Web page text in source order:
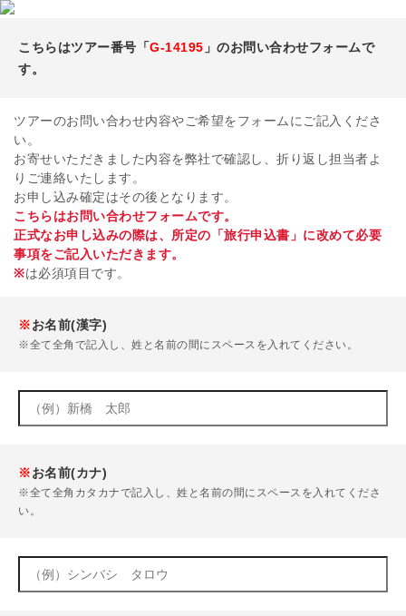
こちらはツアー番号「G-14195 」のお問い合わせフォームで
す。
ツアーのお問い合わせ内容やご希望をフォームにご記入くださ
い。
お寄せいただきました内容を弊社で確認し、折り返し担当者よ
りご連絡いたします。
お申し込み確定はその後となります。
こちらはお問い合わせフォームです。
正式なお申し込みの際は、所定の「旅行申込書」に改めて必要
事項をご記入いただきます。
※は必須項目です。
※お名前(漢字)
※全て全角で記入し、姓と名前の間にスペースを入れてください。
※お名前(カナ)
※全て全角カタカナで記入し、姓と名前の間にスペースを入れてくださ
い。